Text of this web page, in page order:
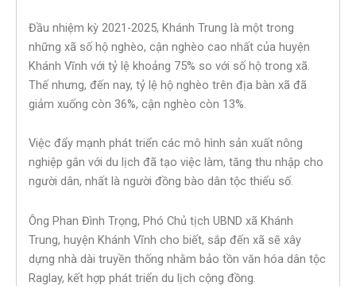
Đầu nhiệm kỳ 2021-2025, Khánh Trung là một trong
những xã số hộ nghèo, cận nghèo cao nhất của huyện
Khánh Vĩnh với tỷ lệ khoảng 75% so với số hộ trong xã.
Thế nhưng, đến nay, tỷ lệ hộ nghèo trên địa bàn xã đã
giảm xuống còn 36%, cận nghèo còn 13%.
Việc đẩy mạnh phát triển các mô hình sản xuất nông
nghiệp gắn với du lịch đã tạo việc làm, tăng thu nhập cho
người dân, nhất là người đồng bào dân tộc thiểu số.
Ông Phan Đình Trọng, Phó Chủ tịch UBND xã Khánh
Trung, huyện Khánh Vĩnh cho biết, sắp đến xã sẽ xây
dựng nhà dài truyền thống nhằm bảo tồn văn hóa dân tộc
Raglay, kết hợp phát triển du lịch cộng đồng.